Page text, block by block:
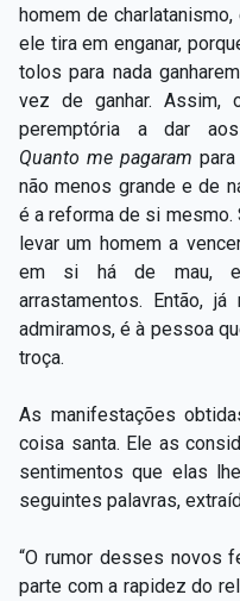
homem de
ele tira em enganar,
tolos para nada
vez de ganhar. Assim,
peremptória a dar aos
Quanto me pagaram
não menos grande e de
é a reforma de si mesmo.
levar um homem a
em si há de mau, e
arrastamentos. Então,
admiramos, é à pessoa
troça.
As manifestações
coisa santa. Ele as
sentimentos que elas
seguintes palavras,
“O rumor desses novos
parte com a rapidez do